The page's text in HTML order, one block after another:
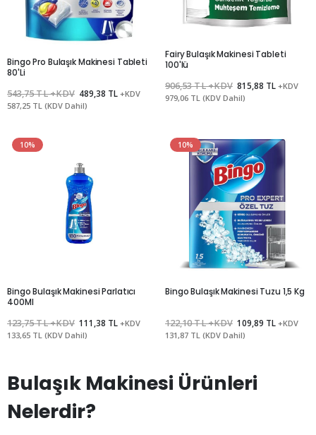
Bingo Pro Bulaşık Makinesi Tableti
80'Li
543,75 TL +KDV 489,38 TL +KDV
587,25 TL (KDV Dahil)
Fairy Bulaşık Makinesi Tableti
100'lü
906,53 TL +KDV 815,88 TL +KDV
979,06 TL (KDV Dahil)
10%
Bingo Bulaşık Makinesi Parlatıcı
400Ml
123,75 TL +KDV 111,38 TL +KDV
133,65 TL (KDV Dahil)
10%
Bingo Bulaşık Makinesi Tuzu 1,5 Kg
122,10 TL +KDV 109,89 TL +KDV
131,87 TL (KDV Dahil)
Bulaşık Makinesi Ürünleri
Nelerdir?